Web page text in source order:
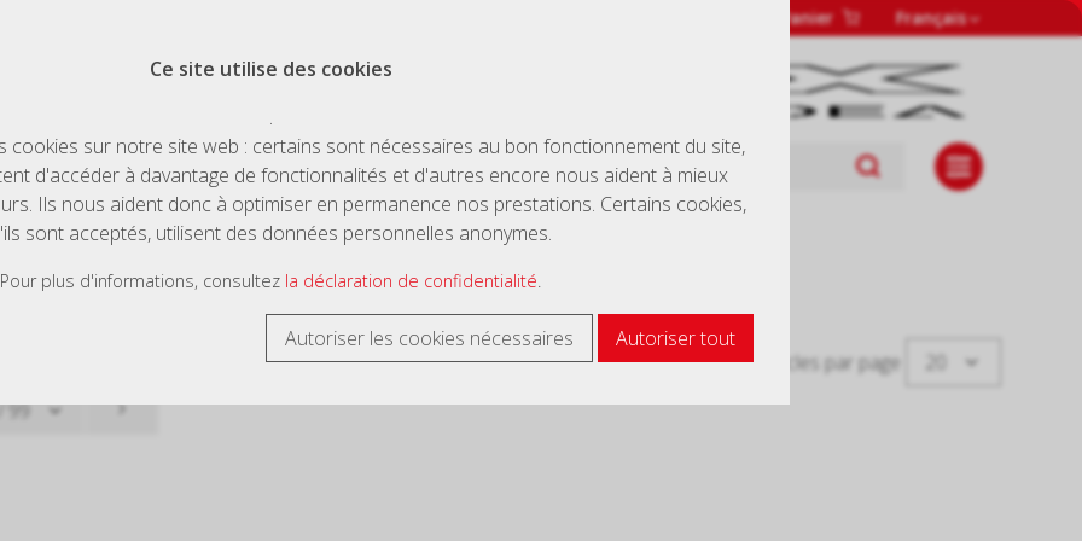
Panier Français
les articles
Articles par page 20
Imprimer
Art. N°|Description|CHF/ Unité
99
Ce site utilise des cookies
.
cookies sur notre site web : certains sont nécessaires au bon fonctionnement du site,
d'accéder à davantage de fonctionnalités et d'autres encore nous aident à mieux
Ils nous aident donc à optimiser en permanence nos prestations. Certains cookies,
sont acceptés, utilisent des données personnelles anonymes.
Pour plus d'informations, consultez la déclaration de confidentialité.
Autoriser les cookies nécessaires Autoriser tout